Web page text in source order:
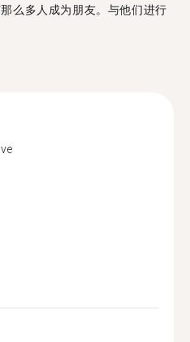
么多人成为朋友。与他们进行